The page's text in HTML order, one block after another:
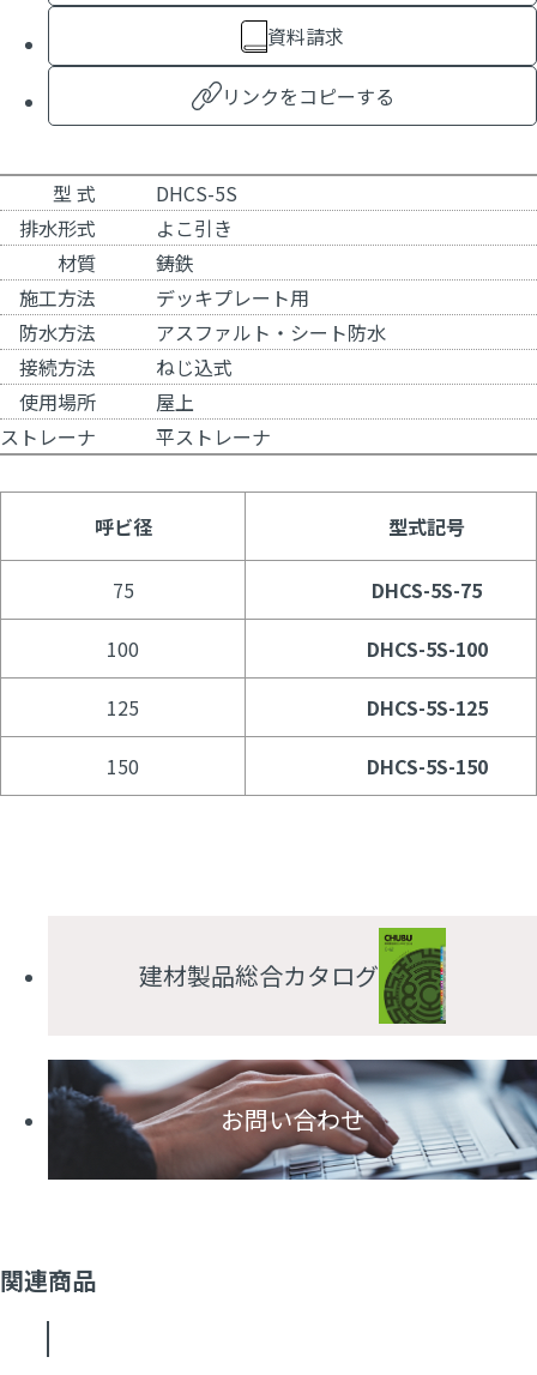
資料請求
リンクをコピーする
型 式
DHCS-5S
排水形式
よこ引き
材質
鋳鉄
施工方法
デッキプレート用
防水方法
アスファルト・シート防水
接続方法
ねじ込式
使用場所
屋上
ストレーナ
平ストレーナ
呼ビ径 型式記号
75 DHCS-5S-75
100 DHCS-5S-100
125 DHCS-5S-125
150 DHCS-5S-150
建材製品総合カタログ
お問い合わせ
関連商品